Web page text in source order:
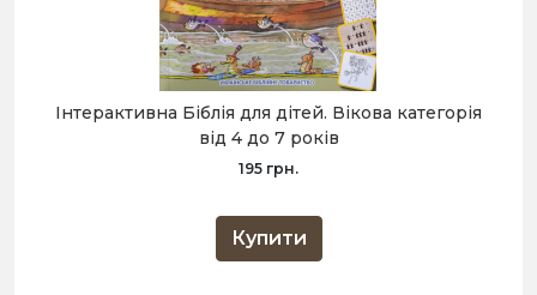
Інтерактивна Біблія для дітей. Вікова категорія
від 4 до 7 років
195 грн.
Купити